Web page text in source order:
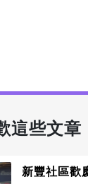
這些文章
新豐社區歡